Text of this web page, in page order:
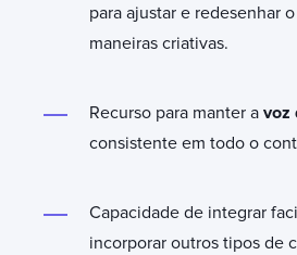
para ajustar e redesenhar
maneiras criativas.
Recurso para manter a voz
consistente em todo o
Capacidade de integrar
incorporar outros tipos de